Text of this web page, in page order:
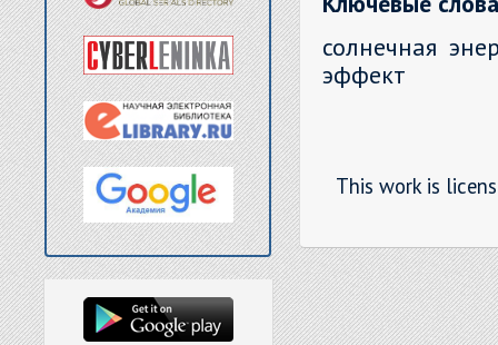
солнечная
эффект
This work is